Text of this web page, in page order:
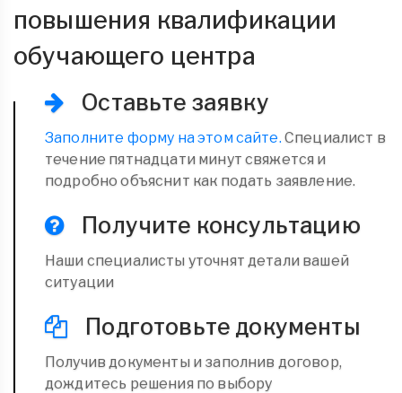
повышения квалификации
обучающего центра
Оставьте заявку
Заполните форму на этом сайте. Специалист в
течение пятнадцати минут свяжется и
подробно объяснит как подать заявление.
Получите консультацию
Наши специалисты уточнят детали вашей
ситуации
Подготовьте документы
Получив документы и заполнив договор,
дождитесь решения по выбору